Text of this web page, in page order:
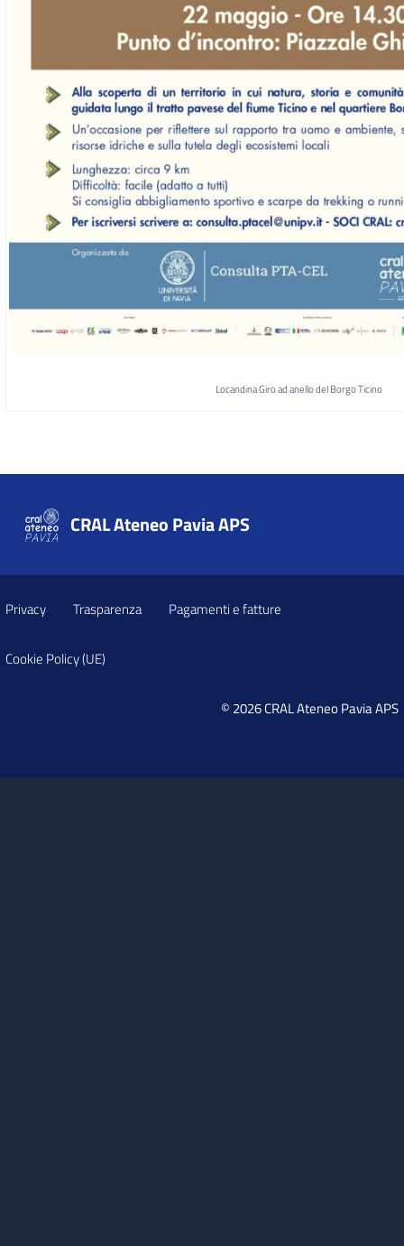
Locandina Giro ad anello del Borgo Ticino
CRAL Ateneo Pavia APS
Privacy Trasparenza Pagamenti e fatture
Cookie Policy (UE)
© 2026 CRAL Ateneo Pavia APS